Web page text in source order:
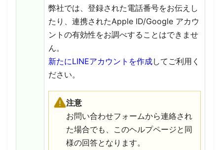
弊社では、登録された電話番号をお伝えし
たり、連携されたApple ID/Google アカウ
ントの有効性をお調べすることはできませ
ん。
新たにLINEアカウントを作成してご利用く
ださい。
注意
お問い合わせフォームから連絡され
た場合でも、このヘルプページと同
様の回答となります。